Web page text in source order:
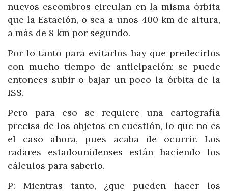
nuevos escombros circulan en la misma órbita
que la Estación, o sea a unos 400 km de altura,
a más de 8 km por segundo.
Por lo tanto para evitarlos hay que predecirlos
con mucho tiempo de anticipación: se puede
entonces subir o bajar un poco la órbita de la
ISS.
Pero para eso se requiere una cartografía
precisa de los objetos en cuestión, lo que no es
el caso ahora, pues acaba de ocurrir. Los
radares estadounidenses están haciendo los
cálculos para saberlo.
P: Mientras tanto, ¿que pueden hacer los